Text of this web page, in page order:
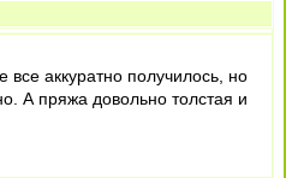
аккуратно получилось, но
А пряжа довольно толстая и